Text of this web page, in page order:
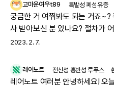
고마운여우t89 특발성 폐섬유증
궁금한 거 여쭤봐도 되는 거죠~?
사 받아보신 분 있나요? 절차가
환 진단받았고, 당시에 애기 아
걱정스러워서리.. 다들 몇주차에
감사하겠습니다.
2023. 2. 7.
레어노트 전신성 홍반성 루푸스
레어노트 여러분 안녕하세요! 오늘은 민족 대명절 추석이예요. 🌕 모